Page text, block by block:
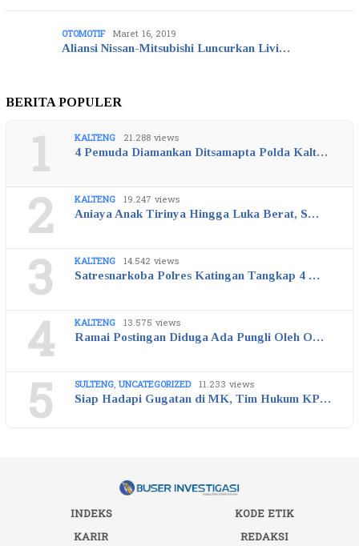
OTOMOTIF Maret 16, 2019
Aliansi Nissan-Mitsubishi Luncurkan Livi…
BERITA POPULER
1 KALTENG 21.288 views
4 Pemuda Diamankan Ditsamapta Polda Kalt…
2 KALTENG 19.247 views
Aniaya Anak Tirinya Hingga Luka Berat, S…
3 KALTENG 14.542 views
Satresnarkoba Polres Katingan Tangkap 4 …
4 KALTENG 13.575 views
Ramai Postingan Diduga Ada Pungli Oleh O…
5 SULTENG, UNCATEGORIZED 11.233 views
Siap Hadapi Gugatan di MK, Tim Hukum KP…
INDEKS
KODE ETIK
KARIR
REDAKSI